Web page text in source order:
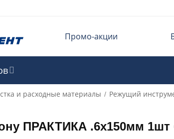
Промо-акции
и расходные материалы / Режущий
ПРАКТИКА .6х150мм 1шт